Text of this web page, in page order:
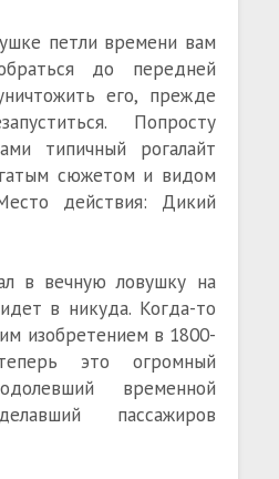
петли времени вам
до передней
его, прежде
Попросту
типичный рогалайт
сюжетом и видом
действия: Дикий
в вечную ловушку на
в никуда. Когда-то
изобретением в 1800-
это огромный
временной
пассажиров